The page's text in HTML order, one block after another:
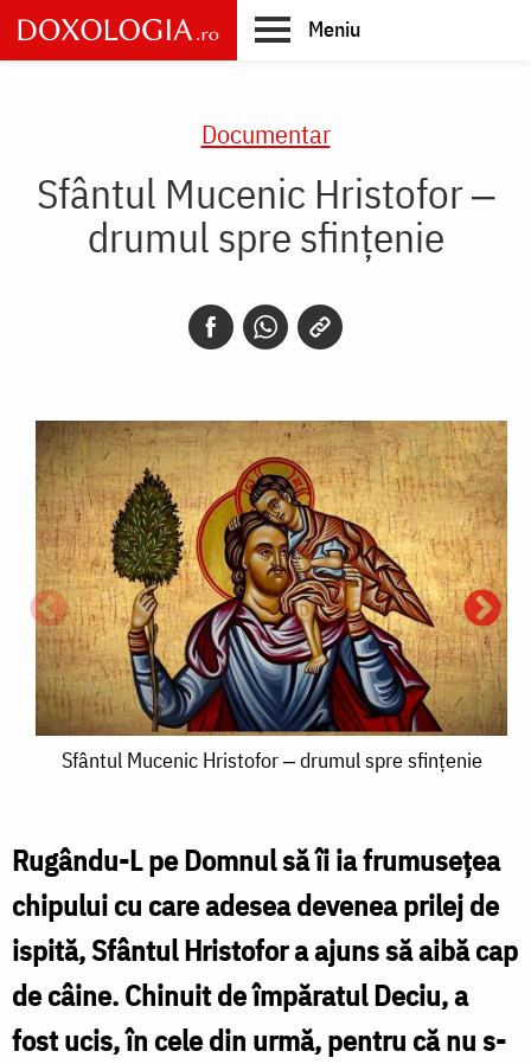
Skip
to
main
Meniu
Documentar
Sfântul Mucenic Hristofor ‒
drumul spre sfințenie
Sfântul
Hristofor
‒
drumul
spre
sfințenie
Sfântul Mucenic Hristofor ‒ drumul spre sfințenie
Rugându-L pe Domnul să îi ia frumusețea
chipului cu care adesea devenea prilej de
ispită, Sfântul Hristofor a ajuns să aibă cap
de câine. Chinuit de împăratul Deciu, a
fost ucis, în cele din urmă, pentru că nu s-